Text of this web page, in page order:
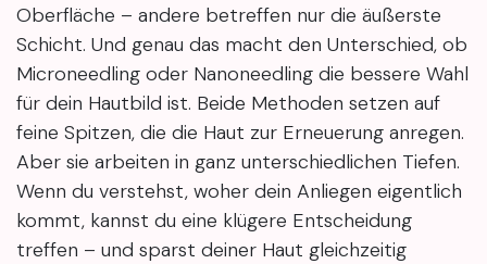
Oberfläche – andere betreffen nur die äußerste
Schicht. Und genau das macht den Unterschied, ob
Microneedling oder Nanoneedling die bessere Wahl
für dein Hautbild ist. Beide Methoden setzen auf
feine Spitzen, die die Haut zur Erneuerung anregen.
Aber sie arbeiten in ganz unterschiedlichen Tiefen.
Wenn du verstehst, woher dein Anliegen eigentlich
kommt, kannst du eine klügere Entscheidung
treffen – und sparst deiner Haut gleichzeitig